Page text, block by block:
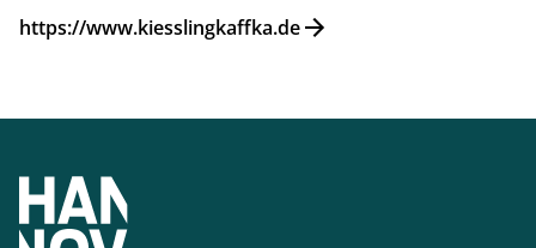
https://www.kiesslingkaffka.de